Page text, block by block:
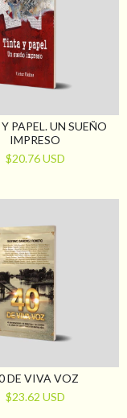
PAPEL. UN SUEÑO
IMPRESO
$20.76 USD
DE VIVA VOZ
$23.62 USD